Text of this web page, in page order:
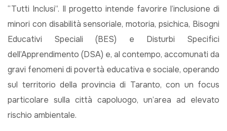
“Tutti Inclusi”. Il progetto intende favorire l’inclusione di
minori con disabilità sensoriale, motoria, psichica, Bisogni
Educativi Speciali (BES) e Disturbi Specifici
dell’Apprendimento (DSA) e, al contempo, accomunati da
gravi fenomeni di povertà educativa e sociale, operando
sul territorio della provincia di Taranto, con un focus
particolare sulla città capoluogo, un’area ad elevato
rischio ambientale.